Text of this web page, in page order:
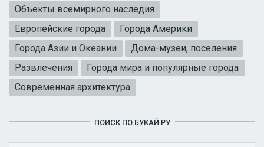
Объекты всемирного наследия
Европейские города
Города Америки
Города Азии и Океании
Дома-музеи, поселения
Развлечения
Города мира и популярные города
Современная архитектура
ПОИСК ПО БУКАЙ.РУ